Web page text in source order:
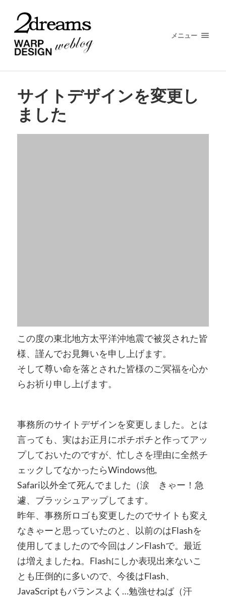
メニュー
サイトデザインを変更し
ました
この度の東北地方太平洋沖地震で被災された皆
様、謹んでお見舞いを申し上げます。
そして尊い命を落とされた皆様のご冥福を心か
らお祈り申し上げます。
事務所のサイトデザインを変更しました。とは
言っても、実はお正月にポチポチと作ってアッ
プしておいたのですが、忙しさを理由に全然チ
ェックしてなかったらWindows他,
Safari以外全て死んでました（涙 きゃー！急
遽、ブラッシュアップしてます。
昨年、事務所ロゴも変更したのでサイトも変え
なきゃーと思っていたのと、以前のはFlashを
使用してましたので今回はノンFlashで。最近
は増えましたね。Flashにしか表現出来ないこ
とも圧倒的に多いので、今後はFlash、
JavaScriptもバランスよく…勉強せねば（汗